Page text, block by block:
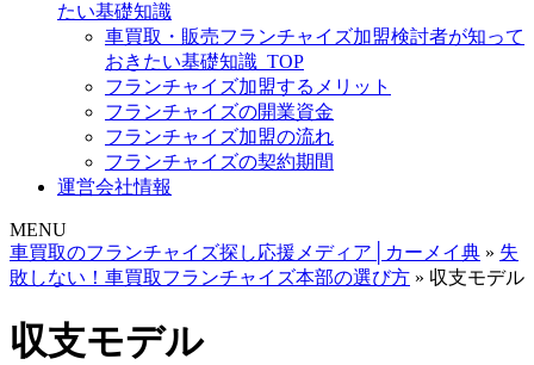
たい基礎知識
車買取・販売フランチャイズ加盟検討者が知って
おきたい基礎知識_TOP
フランチャイズ加盟するメリット
フランチャイズの開業資金
フランチャイズ加盟の流れ
フランチャイズの契約期間
運営会社情報
MENU
車買取のフランチャイズ探し応援メディア│カーメイ典 » 失
敗しない！車買取フランチャイズ本部の選び方 » 収支モデル
収支モデル